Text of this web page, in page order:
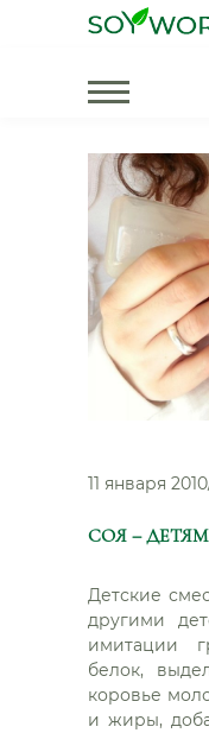
11 января 2010
СОЯ – ДЕТЯМ
Детские
другими
имитации
белок,
коровье
и жиры,